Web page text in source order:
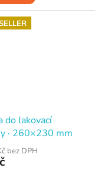
do lakovací
· 260×230 mm
bez DPH